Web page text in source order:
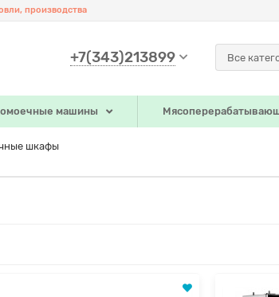
производства
+7(343)213899 Все
машины
шкафы